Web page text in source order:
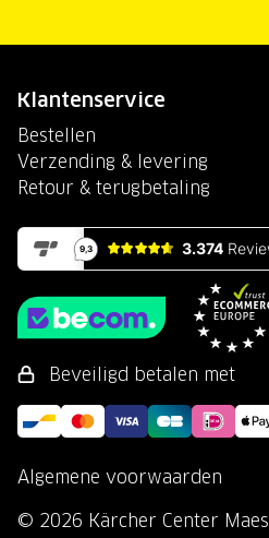
Klantenservice
Bestellen
Verzending & levering
Retour & terugbetaling
Beveiligd betalen met
Algemene voorwaarden
© 2026 Kärcher Center Maes